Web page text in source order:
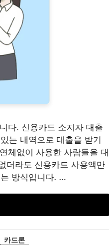
다. 신용카드 소지자 대출
는 내역으로 대출을 받기
체없이 사용한 사람들을 대
더라도 신용카드 사용액만
방식입니다. …
카드론